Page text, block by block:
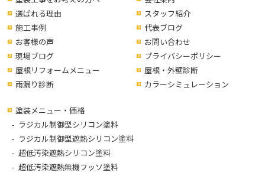
選ばれる理由
スタッフ紹介
施工事例
お客様の声
現場ブログ
代表ブログ
お問い合わせ
プライバシーポリシー
屋根リフォームメニュー
雨漏り診断
屋根・外壁診断
カラーシミュレーション
塗装メニュー・価格
ラジカル制御型シリコン塗料
ラジカル制御型遮熱シリコン塗料
超低汚染遮熱シリコン塗料
超低汚染遮熱無機フッソ塗料